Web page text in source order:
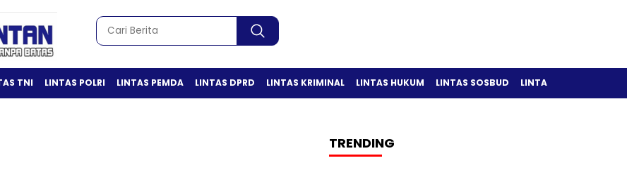
TNI LINTAS POLRI LINTAS PEMDA LINTAS DPRD LINTAS KRIMINAL LINTAS HUKUM LINTAS SOSBUD LINTAS OLAH RAGA
TRENDING